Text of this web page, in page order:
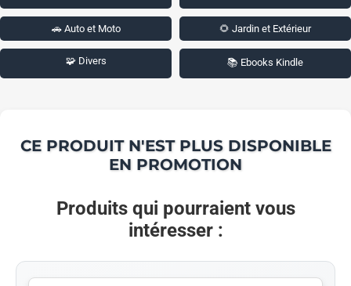
🚗 Auto et Moto 🌻 Jardin et Extérieur
🧩 Divers 📚 Ebooks Kindle
CE PRODUIT N'EST PLUS DISPONIBLE
EN PROMOTION
Produits qui pourraient vous
intéresser :